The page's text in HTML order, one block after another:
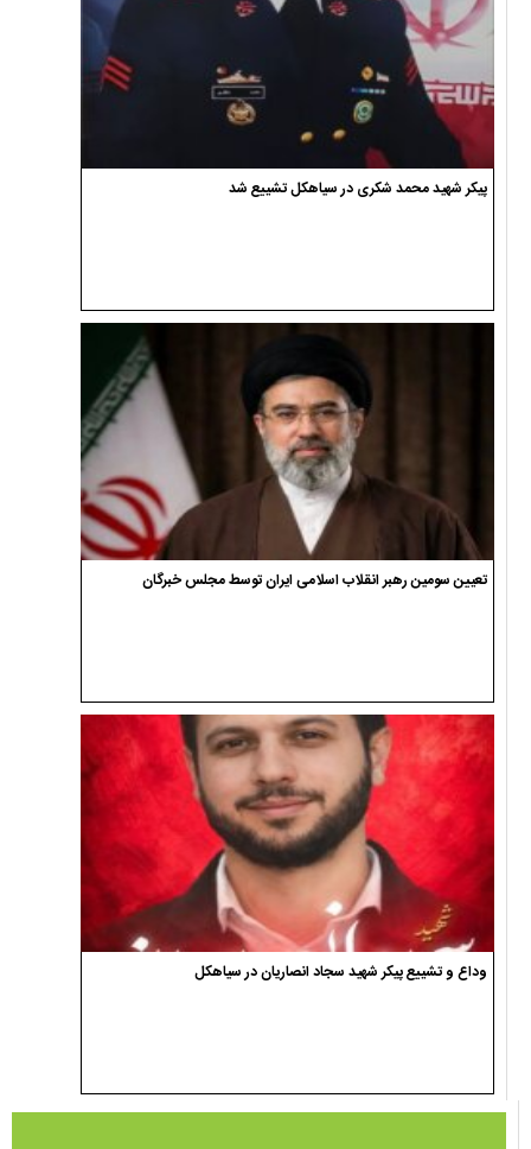
پیکر شهید محمد شکری در سیاهکل تشییع شد
تعیین سومین رهبر انقلاب اسلامی ایران توسط مجلس خبرگان
وداع و تشییع پیکر شهید سجاد انصاریان در سیاهکل